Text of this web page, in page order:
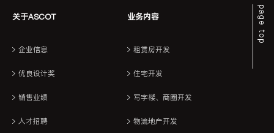
page top
关于ASCOT
企业信息
优良设计奖
销售业绩
人才招聘
业务内容
租赁房开发
住宅开发
写字楼、商圈开发
物流地产开发